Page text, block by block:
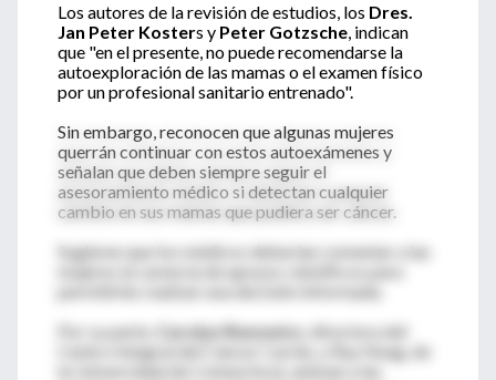
Los autores de la revisión de estudios, los Dres.
Jan Peter Kosters y Peter Gotzsche, indican
que "en el presente, no puede recomendarse la
autoexploración de las mamas o el examen físico
por un profesional sanitario entrenado".
Sin embargo, reconocen que algunas mujeres
querrán continuar con estos autoexámenes y
señalan que deben siempre seguir el
asesoramiento médico si detectan cualquier
cambio en sus mamas que pudiera ser cáncer.
Sugieren que los médicos deberían comentar a las
Por su parte,
Carolyn Runowicz , directora del
Centro Integral del Cáncer Carole, y Ray Neag, de